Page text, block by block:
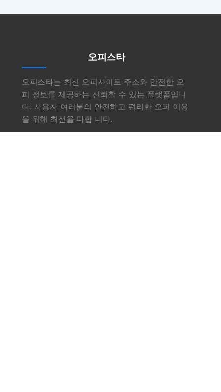
오피스타
오피스타는 최신 오피사이트 주소와 안전한 오
피 정보를 제공하는 신뢰할 수 있는 플랫폼입니
다. 사용자 여러분의 안전하고 편리한 오피 이용
을 위해 최선을 다합 니다.